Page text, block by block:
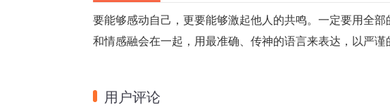
要能够感动自己，更要能够激起他人的共鸣。一定要用全
和情感融会在一起，用最准确、传神的语言来表达，以严谨
用户评论